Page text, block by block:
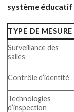
système éducatif
TYPE DE MESURE
Surveillance des
salles
Contrôle d’identité
Technologies
d’inspection